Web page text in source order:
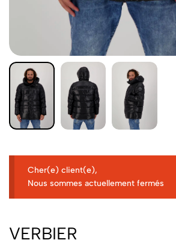
Cher(e) client(e),
Nous sommes actuellement fermés
VERBIER